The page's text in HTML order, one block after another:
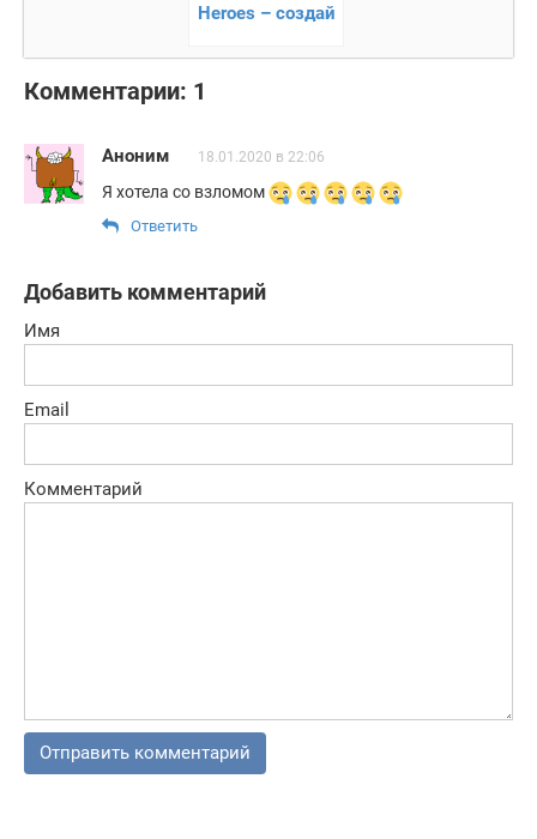
Heroes – создай
мечты
Комментарии: 1
Аноним 18.01.2020 в 22:06
Я хотела со взломом
Ответить
Добавить комментарий
Имя
Email
Комментарий